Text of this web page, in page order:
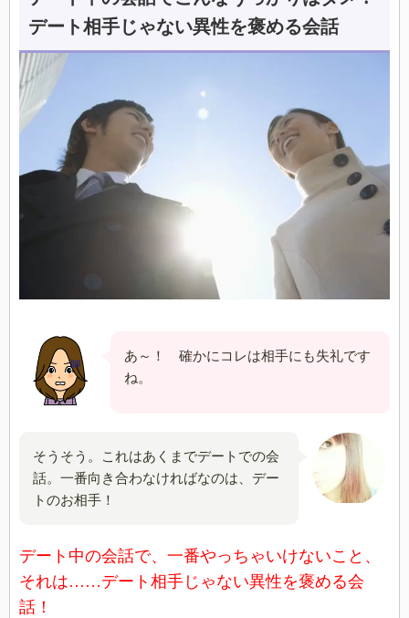
デート相手じゃない異性を褒める会話
あ～！ 確かにコレは相手にも失礼です
ね。
そうそう。これはあくまでデートでの会
話。一番向き合わなければなのは、デー
トのお相手！
デート中の会話で、一番やっちゃいけないこと、
それは……デート相手じゃない異性を褒める会
話！